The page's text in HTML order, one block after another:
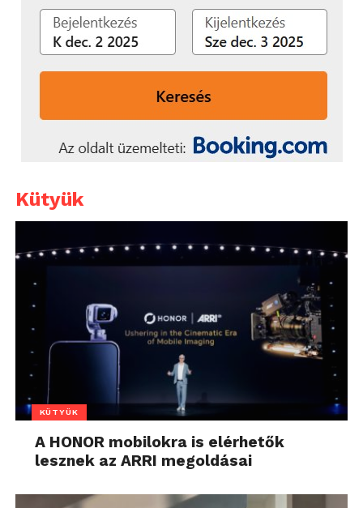
Kütyük
KÜTYÜK
A HONOR mobilokra is elérhetők
lesznek az ARRI megoldásai